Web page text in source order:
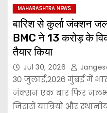
MAHARASHTRA NEWS
बारिश से कुर्ला जंक्शन
BMC ने ₹13 करोड़ के
तैयार किया
Jul 30, 2026
30 जुलाई,2026 मुंबई में
जंक्शन एक बार फिर
जिससे यात्रियों और